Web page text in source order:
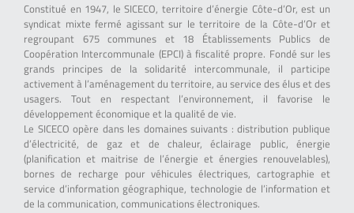
Constitué en 1947, le SICECO, territoire d’énergie Côte-d’Or, est un
syndicat mixte fermé agissant sur le territoire de la Côte-d’Or et
regroupant 675 communes et 18 Établissements Publics de
Coopération Intercommunale (EPCI) à fiscalité propre. Fondé sur les
grands principes de la solidarité intercommunale, il participe
activement à l’aménagement du territoire, au service des élus et des
usagers. Tout en respectant l’environnement, il favorise le
développement économique et la qualité de vie.
Le SICECO opère dans les domaines suivants : distribution publique
d’électricité, de gaz et de chaleur, éclairage public, énergie
(planification et maitrise de l’énergie et énergies renouvelables),
bornes de recharge pour véhicules électriques, cartographie et
service d’information géographique, technologie de l’information et
de la communication, communications électroniques.